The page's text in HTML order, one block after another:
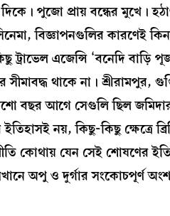
পুজো প্রায় বন্ধের মুখে।
বিজ্ঞাপনগুলির কারণেই
ট্রাভেল এজেন্সি ‘বনেদি
থাকে না। শ্রীরামপুর,
আগে সেগুলি ছিল জমিদার
নয়, কিছু-কিছু ক্ষেত্রে
কোথায় যেন সেই শোষণের
অপু ও দুর্গার সংকোচপূর্ণ